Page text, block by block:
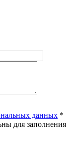
данных *
для заполнения